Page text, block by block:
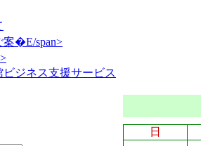
案�E/span>
ジネス支援サービス
日